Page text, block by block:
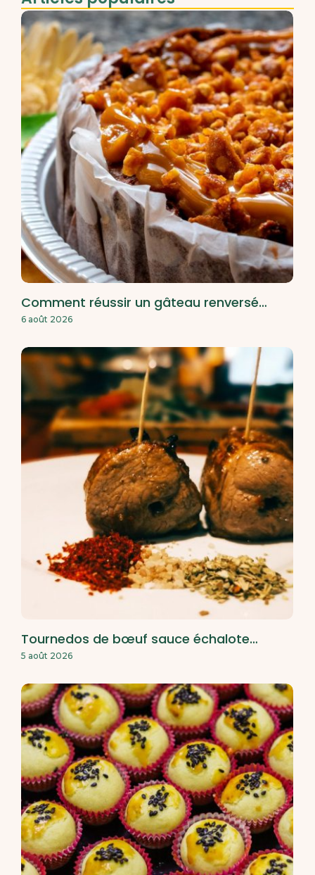
Comment réussir un gâteau renversé…
6 août 2026
Tournedos de bœuf sauce échalote…
5 août 2026